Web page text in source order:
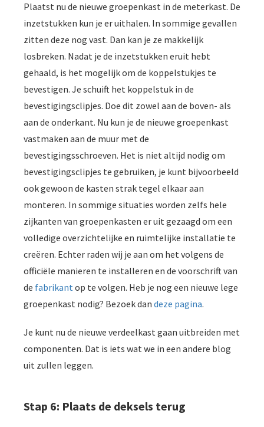
Plaatst nu de nieuwe groepenkast in de meterkast. De
inzetstukken kun je er uithalen. In sommige gevallen
zitten deze nog vast. Dan kan je ze makkelijk
losbreken. Nadat je de inzetstukken eruit hebt
gehaald, is het mogelijk om de koppelstukjes te
bevestigen. Je schuift het koppelstuk in de
bevestigingsclipjes. Doe dit zowel aan de boven- als
aan de onderkant. Nu kun je de nieuwe groepenkast
vastmaken aan de muur met de
bevestigingsschroeven. Het is niet altijd nodig om
bevestigingsclipjes te gebruiken, je kunt bijvoorbeeld
ook gewoon de kasten strak tegel elkaar aan
monteren. In sommige situaties worden zelfs hele
zijkanten van groepenkasten er uit gezaagd om een
volledige overzichtelijke en ruimtelijke installatie te
creëren. Echter raden wij je aan om het volgens de
officiële manieren te installeren en de voorschrift van
de fabrikantop te volgen. Heb je nog een nieuwe lege
groepenkast nodig? Bezoek dan deze pagina.
Je kunt nu de nieuwe verdeelkast gaan uitbreiden met
componenten. Dat is iets wat we in een andere blog
uit zullen leggen.
Stap 6: Plaats de deksels terug